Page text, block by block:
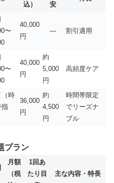
込）
安
〜
40,000
円
— 割引適用
〜
40,000
円
約
5,000
円
高頻度ケア
（時
指
36,000
円
約
4,500
円
時間帯限定
でリーズナ
ブル
プラン
月額
（税
1回あ
たり目
主な内容・特長